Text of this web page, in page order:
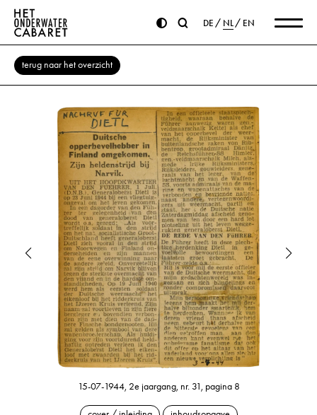
DE NL EN
terug naar het overzicht
15-07-1944, 2e jaargang, nr. 31, pagina 8